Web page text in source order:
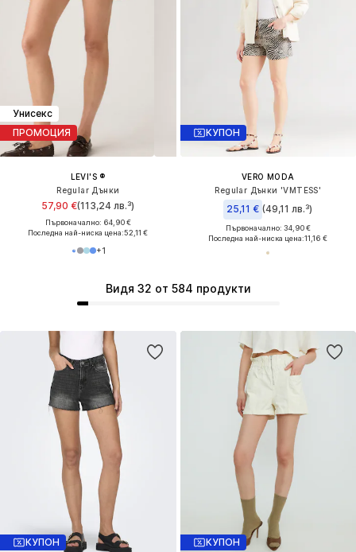
Унисекс
ПРОМОЦИЯ
LEVI'S ®
Regular Дънки
57,90 €(113,24 лв.³)
Първоначално: 64,90 €
Последна най-ниска цена:52,11 €
+1
КУПОН
VERO MODA
Regular Дънки 'VMTESS'
25,11 € (49,11 лв.³)
Първоначално: 34,90 €
Последна най-ниска цена:11,16 €
КУПОН КУПОН
Видя 32 от 584 продукти